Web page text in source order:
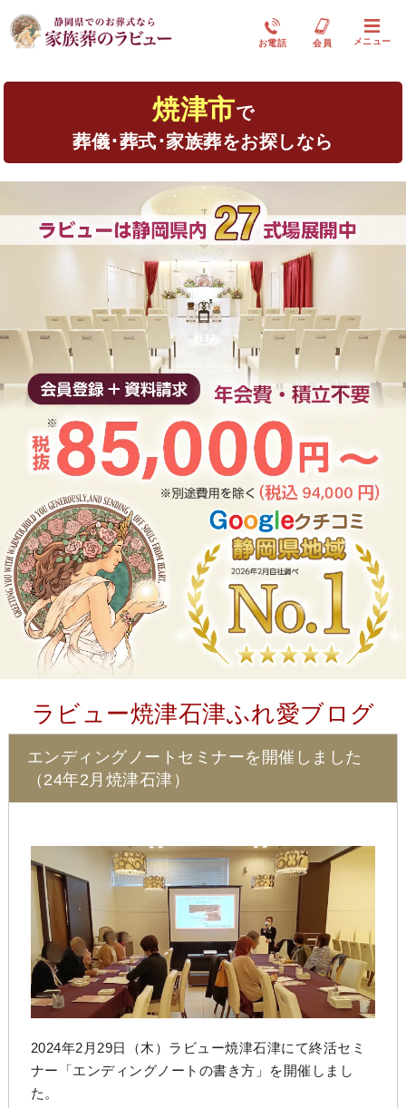
お電話 会員 メニュー
焼津市で
葬儀･葬式･家族葬をお探しなら
ラビュー焼津石津ふれ愛ブログ
エンディングノートセミナーを開催しました
（24年2月焼津石津）
2024年2月29日（木）ラビュー焼津石津にて終活セミ
ナー「エンディングノートの書き方」を開催しまし
た。